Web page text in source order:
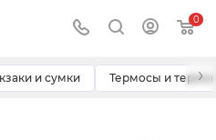
0
и сумки Термосы и ›